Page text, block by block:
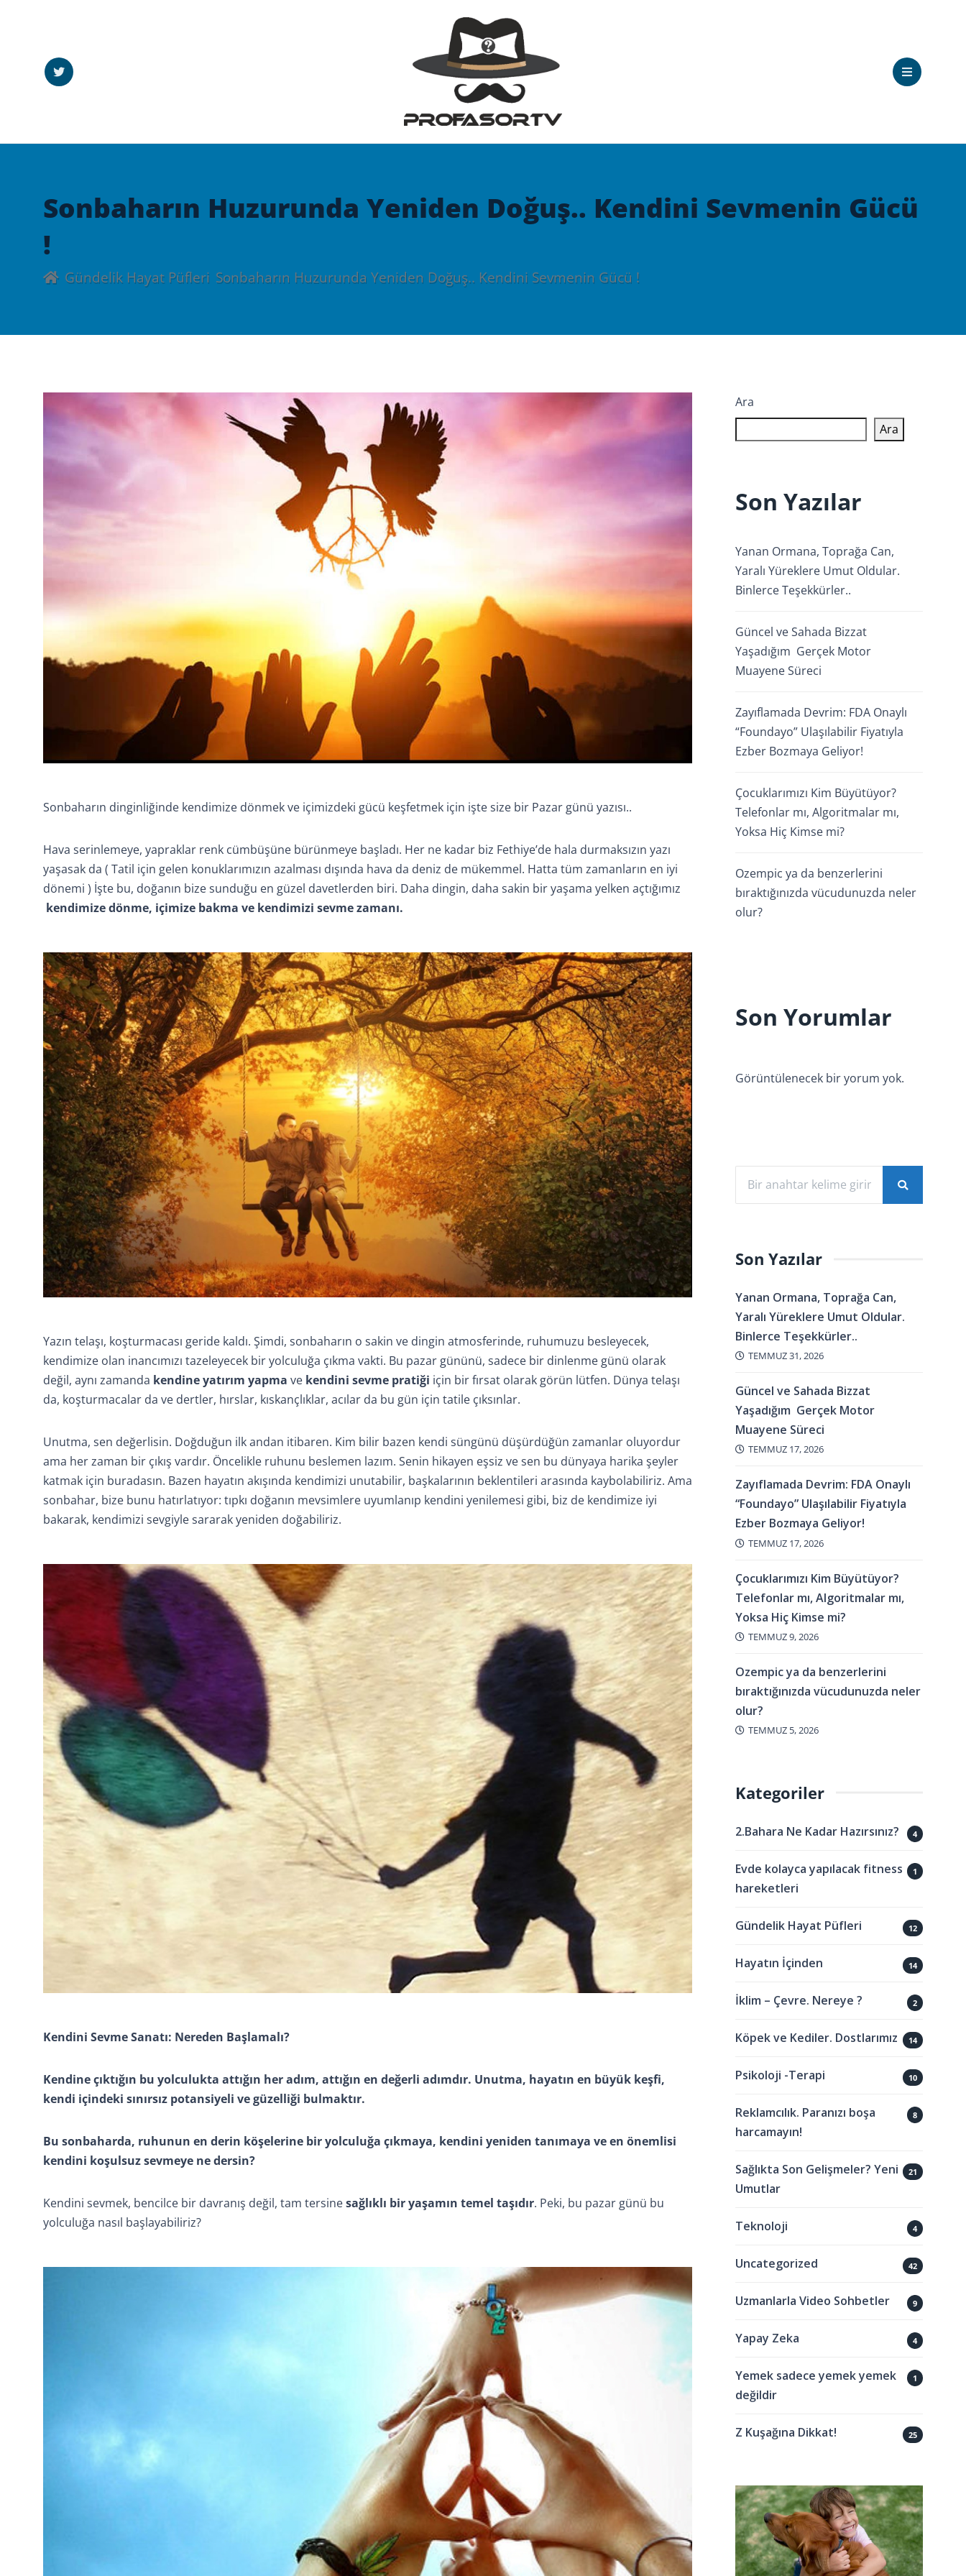
Sonbaharın Huzurunda Yeniden Doğuş.. Kendini Sevmenin Gücü
!
Gündelik Hayat Püfleri Sonbaharın Huzurunda Yeniden Doğuş.. Kendini Sevmenin Gücü !
Sonbaharın dinginliğinde kendimize dönmek ve içimizdeki gücü keşfetmek için işte size bir Pazar günü yazısı..
Hava serinlemeye, yapraklar renk cümbüşüne bürünmeye başladı. Her ne kadar biz Fethiye’de hala durmaksızın yazı
yaşasak da ( Tatil için gelen konuklarımızın azalması dışında hava da deniz de mükemmel. Hatta tüm zamanların en iyi
dönemi ) İşte bu, doğanın bize sunduğu en güzel davetlerden biri. Daha dingin, daha sakin bir yaşama yelken açtığımız
kendimize dönme, içimize bakma ve kendimizi sevme zamanı.
Yazın telaşı, koşturmacası geride kaldı. Şimdi, sonbaharın o sakin ve dingin atmosferinde, ruhumuzu besleyecek,
kendimize olan inancımızı tazeleyecek bir yolculuğa çıkma vakti. Bu pazar gününü, sadece bir dinlenme günü olarak
değil, aynı zamanda kendine yatırım yapma ve kendini sevme pratiği için bir fırsat olarak görün lütfen. Dünya telaşı
da, koşturmacalar da ve dertler, hırslar, kıskançlıklar, acılar da bu gün için tatile çıksınlar.
Unutma, sen değerlisin. Doğduğun ilk andan itibaren. Kim bilir bazen kendi süngünü düşürdüğün zamanlar oluyordur
ama her zaman bir çıkış vardır. Öncelikle ruhunu beslemen lazım. Senin hikayen eşsiz ve sen bu dünyaya harika şeyler
katmak için buradasın. Bazen hayatın akışında kendimizi unutabilir, başkalarının beklentileri arasında kaybolabiliriz. Ama
sonbahar, bize bunu hatırlatıyor: tıpkı doğanın mevsimlere uyumlanıp kendini yenilemesi gibi, biz de kendimize iyi
bakarak, kendimizi sevgiyle sararak yeniden doğabiliriz.
Kendini Sevme Sanatı: Nereden Başlamalı?
Kendine çıktığın bu yolculukta attığın her adım, attığın en değerli adımdır. Unutma, hayatın en büyük keşfi,
kendi içindeki sınırsız potansiyeli ve güzelliği bulmaktır.
Bu sonbaharda, ruhunun en derin köşelerine bir yolculuğa çıkmaya, kendini yeniden tanımaya ve en önemlisi
kendini koşulsuz sevmeye ne dersin?
Kendini sevmek, bencilce bir davranış değil, tam tersinesağlıklı bir yaşamın temel taşıdır. Peki, bu pazar günü bu
yolculuğa nasıl başlayabiliriz?
Ara
Ara
Son Yazılar
Yanan Ormana, Toprağa Can,
Yaralı Yüreklere Umut Oldular.
Binlerce Teşekkürler..
Güncel ve Sahada Bizzat
Yaşadığım Gerçek Motor
Muayene Süreci
Zayıflamada Devrim: FDA Onaylı
“Foundayo” Ulaşılabilir Fiyatıyla
Ezber Bozmaya Geliyor!
Çocuklarımızı Kim Büyütüyor?
Telefonlar mı, Algoritmalar mı,
Yoksa Hiç Kimse mi?
Ozempic ya da benzerlerini
bıraktığınızda vücudunuzda neler
olur?
Son Yorumlar
Görüntülenecek bir yorum yok.
Son Yazılar
Yanan Ormana, Toprağa Can,
Yaralı Yüreklere Umut Oldular.
Binlerce Teşekkürler..
TEMMUZ 31, 2026
Güncel ve Sahada Bizzat
Yaşadığım Gerçek Motor
Muayene Süreci
TEMMUZ 17, 2026
Zayıflamada Devrim: FDA Onaylı
“Foundayo” Ulaşılabilir Fiyatıyla
Ezber Bozmaya Geliyor!
TEMMUZ 17, 2026
Çocuklarımızı Kim Büyütüyor?
Telefonlar mı, Algoritmalar mı,
Yoksa Hiç Kimse mi?
TEMMUZ 9, 2026
Ozempic ya da benzerlerini
bıraktığınızda vücudunuzda neler
olur?
TEMMUZ 5, 2026
Kategoriler
2.Bahara Ne Kadar Hazırsınız? 4
Evde kolayca yapılacak fitness
hareketleri
1
Gündelik Hayat Püfleri 12
Hayatın İçinden 14
İklim – Çevre. Nereye ? 2
Köpek ve Kediler. Dostlarımız 14
Psikoloji -Terapi 10
Reklamcılık. Paranızı boşa
harcamayın!
8
Sağlıkta Son Gelişmeler? Yeni
Umutlar
21
Teknoloji 4
Uncategorized 42
Uzmanlarla Video Sohbetler 9
Yapay Zeka 4
Yemek sadece yemek yemek
değildir
1
Z Kuşağına Dikkat! 25